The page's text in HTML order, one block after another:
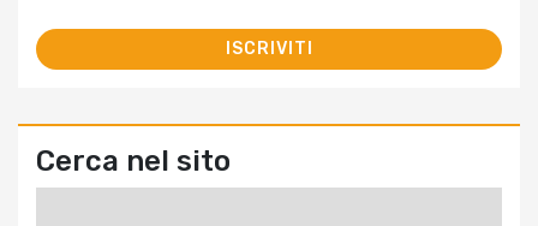
Cerca nel sito